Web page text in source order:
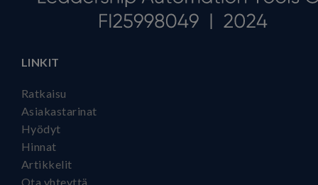
LINKIT
Ratkaisu
Asiakastarinat
Hyödyt
Hinnat
Artikkelit
Ota yhteyttä